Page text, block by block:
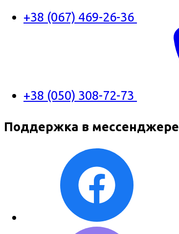
+38 (067) 469-26-36
+38 (050) 308-72-73
Поддержка в мессенджере